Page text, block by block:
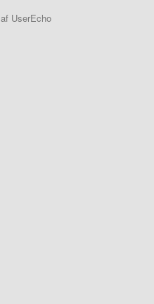
af UserEcho